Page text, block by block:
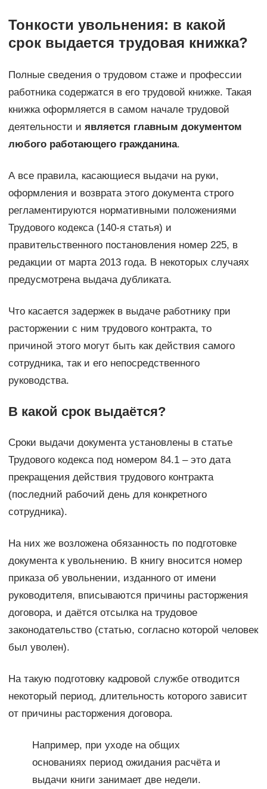
Тонкости увольнения: в какой
срок выдается трудовая книжка?
Полные сведения о трудовом стаже и профессии
работника содержатся в его трудовой книжке. Такая
книжка оформляется в самом начале трудовой
деятельности и является главным документом
любого работающего гражданина.
А все правила, касающиеся выдачи на руки,
оформления и возврата этого документа строго
регламентируются нормативными положениями
Трудового кодекса (140-я статья) и
правительственного постановления номер 225, в
редакции от марта 2013 года. В некоторых случаях
предусмотрена выдача дубликата.
Что касается задержек в выдаче работнику при
расторжении с ним трудового контракта, то
причиной этого могут быть как действия самого
сотрудника, так и его непосредственного
руководства.
В какой срок выдаётся?
Сроки выдачи документа установлены в статье
Трудового кодекса под номером 84.1 – это дата
прекращения действия трудового контракта
(последний рабочий день для конкретного
сотрудника).
На них же возложена обязанность по подготовке
документа к увольнению. В книгу вносится номер
приказа об увольнении, изданного от имени
руководителя, вписываются причины расторжения
договора, и даётся отсылка на трудовое
законодательство (статью, согласно которой человек
был уволен).
На такую подготовку кадровой службе отводится
некоторый период, длительность которого зависит
от причины расторжения договора.
Например, при уходе на общих
основаниях период ожидания расчёта и
выдачи книги занимает две недели.